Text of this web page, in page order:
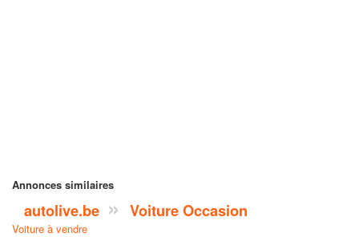
Annonces similaires
autolive.be Voiture Occasion
Voiture à vendre